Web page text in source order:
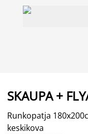
SKAUPA +
Runkopatja
keskikova